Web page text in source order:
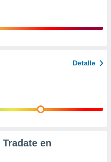
Detalle
en